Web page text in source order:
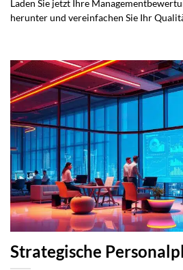
Laden Sie jetzt Ihre
herunter und vereinfachen Sie Ihr
Strategische